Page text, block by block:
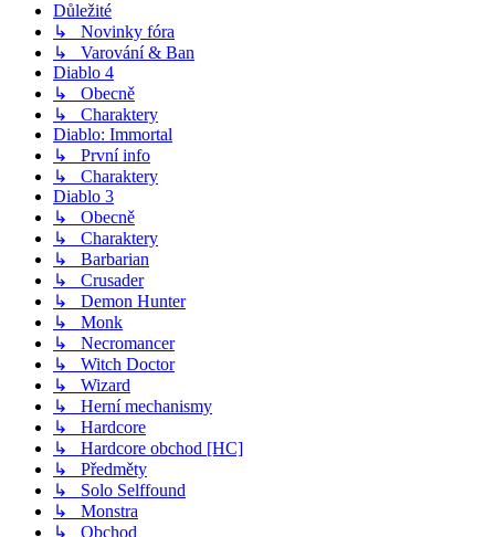
Důležité
↳ Novinky fóra
↳ Varování & Ban
Diablo 4
↳ Obecně
↳ Charaktery
Diablo: Immortal
↳ První info
↳ Charaktery
Diablo 3
↳ Obecně
↳ Charaktery
↳ Barbarian
↳ Crusader
↳ Demon Hunter
↳ Monk
↳ Necromancer
↳ Witch Doctor
↳ Wizard
↳ Herní mechanismy
↳ Hardcore
↳ Hardcore obchod [HC]
↳ Předměty
↳ Solo Selffound
↳ Monstra
↳ Obchod